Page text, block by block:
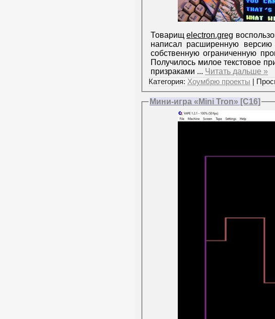
Товарищ electron.greg
написал расширенную
собственную ограниченную
Получилось милое текстовое
призраками ... Читать дальше »
Категория: Хоумбрю проекты |
Мини-игра «Mini Tron» [C16]